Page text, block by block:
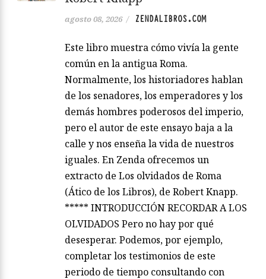
agosto 08, 2026 / ZENDALIBROS.COM
Este libro muestra cómo vivía la gente
común en la antigua Roma.
Normalmente, los historiadores hablan
de los senadores, los emperadores y los
demás hombres poderosos del imperio,
pero el autor de este ensayo baja a la
calle y nos enseña la vida de nuestros
iguales. En Zenda ofrecemos un
extracto de Los olvidados de Roma
(Ático de los Libros), de Robert Knapp.
***** INTRODUCCIÓN RECORDAR A LOS
OLVIDADOS Pero no hay por qué
desesperar. Podemos, por ejemplo,
completar los testimonios de este
periodo de tiempo consultando con